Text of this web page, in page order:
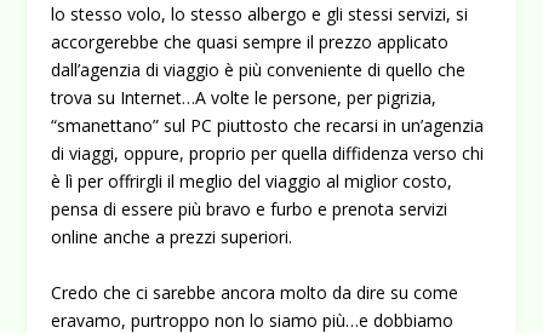
lo stesso volo, lo stesso albergo e gli stessi servizi, si
accorgerebbe che quasi sempre il prezzo applicato
dall’agenzia di viaggio è più conveniente di quello che
trova su Internet…A volte le persone, per pigrizia,
“smanettano” sul PC piuttosto che recarsi in un’agenzia
di viaggi, oppure, proprio per quella diffidenza verso chi
è lì per offrirgli il meglio del viaggio al miglior costo,
pensa di essere più bravo e furbo e prenota servizi
online anche a prezzi superiori.
Credo che ci sarebbe ancora molto da dire su come
eravamo, purtroppo non lo siamo più…e dobbiamo